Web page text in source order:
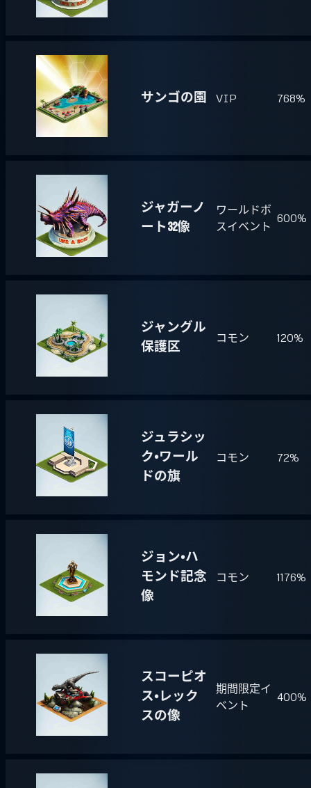
サンゴの園 VIP 768%
ジャガーノ
ート32像
ワールドボ
スイベント
600%
ジャングル
保護区
コモン 120%
ジュラシッ
ク・ワール
ドの旗
コモン 72%
ジョン・ハ
モンド記念
像
コモン 1176%
スコーピオ
ス・レック
スの像
期間限定イ
ベント
400%